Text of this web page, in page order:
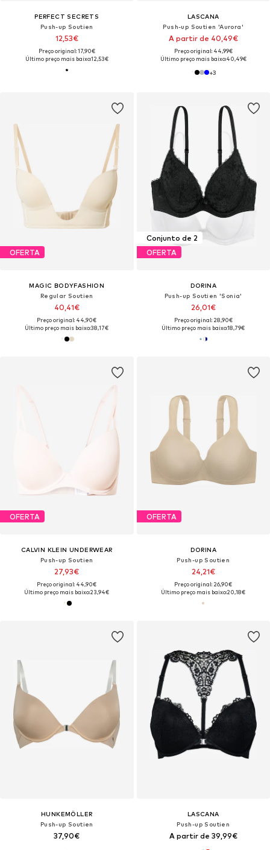
PERFECT SECRETS
Push-up Soutien
12,53€
Preço original: 17,90€
Último preço mais baixo:12,53€
LASCANA
Push-up Soutien 'Aurora'
A partir de 40,49€
Preço original: 44,99€
Último preço mais baixo:40,49€
+3
OFERTA
MAGIC BODYFASHION
Regular Soutien
40,41€
Preço original: 44,90€
Último preço mais baixo:38,17€
Conjunto de 2
OFERTA
DORINA
Push-up Soutien 'Sonia'
26,01€
Preço original: 28,90€
Último preço mais baixo:18,79€
OFERTA
CALVIN KLEIN UNDERWEAR
Push-up Soutien
27,93€
Preço original: 44,90€
Último preço mais baixo:23,94€
OFERTA
DORINA
Push-up Soutien
24,21€
Preço original: 26,90€
Último preço mais baixo:20,18€
HUNKEMÖLLER
Push-up Soutien
37,90€
LASCANA
Push-up Soutien
A partir de 39,99€